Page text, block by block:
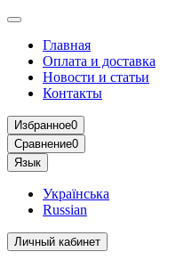
Главная
Оплата и доставка
Новости и статьи
Контакты
Избранное0
Сравнение0
Язык
Українська
Russian
Личный кабинет